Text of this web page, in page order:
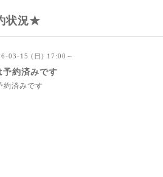
状況★
03-15 (日) 17:00～
予約済みです
約済みです